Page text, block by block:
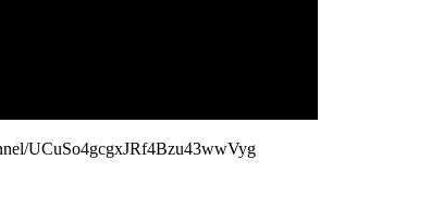
UCuSo4gcgxJRf4Bzu43wwVyg